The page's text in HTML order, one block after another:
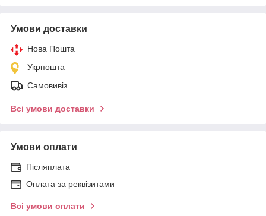
Умови доставки
Нова Пошта
Укрпошта
Самовивіз
Всі умови доставки
Умови оплати
Післяплата
Оплата за реквізитами
Всі умови оплати